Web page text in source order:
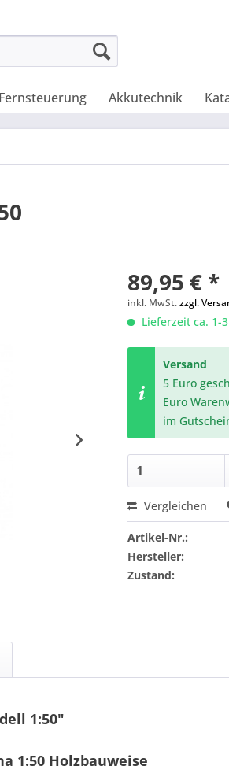
Fernsteuerung Akkutechnik
89,95 € *
inkl. MwSt.zzgl.
Lieferzeit ca. 1-
Versand
5 Euro
Euro
im
Vergleichen
Artikel-Nr.:
Hersteller:
Zustand:
1:50"
1:50 Holzbauweise